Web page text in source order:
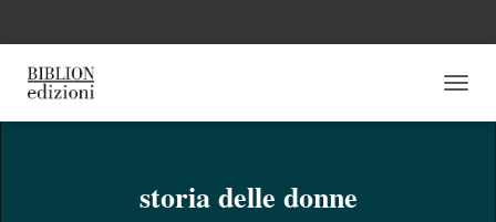
storia delle donne